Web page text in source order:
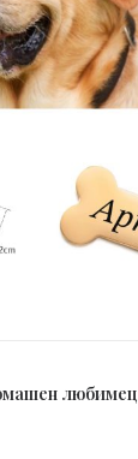
любимец